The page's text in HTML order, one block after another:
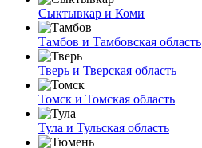
Сыктывкар и Коми
Тамбов и Тамбовская область
Тверь и Тверская область
Томск и Томская область
Тула и Тульская область